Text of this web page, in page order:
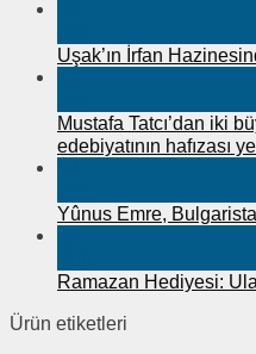
Uşak’ın İrfan
Mustafa Tatcı’dan iki
edebiyatının hafızası
Yûnus Emre,
Ramazan Hediyesi:
Ürün etiketleri